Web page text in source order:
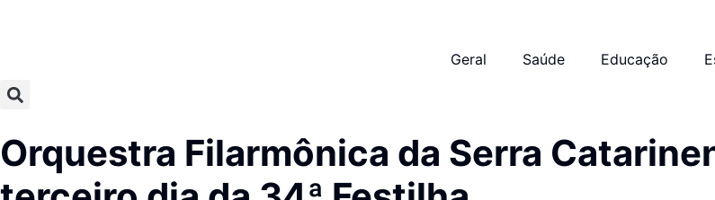
Geral Saúde Educação
Orquestra Filarmônica da Serra